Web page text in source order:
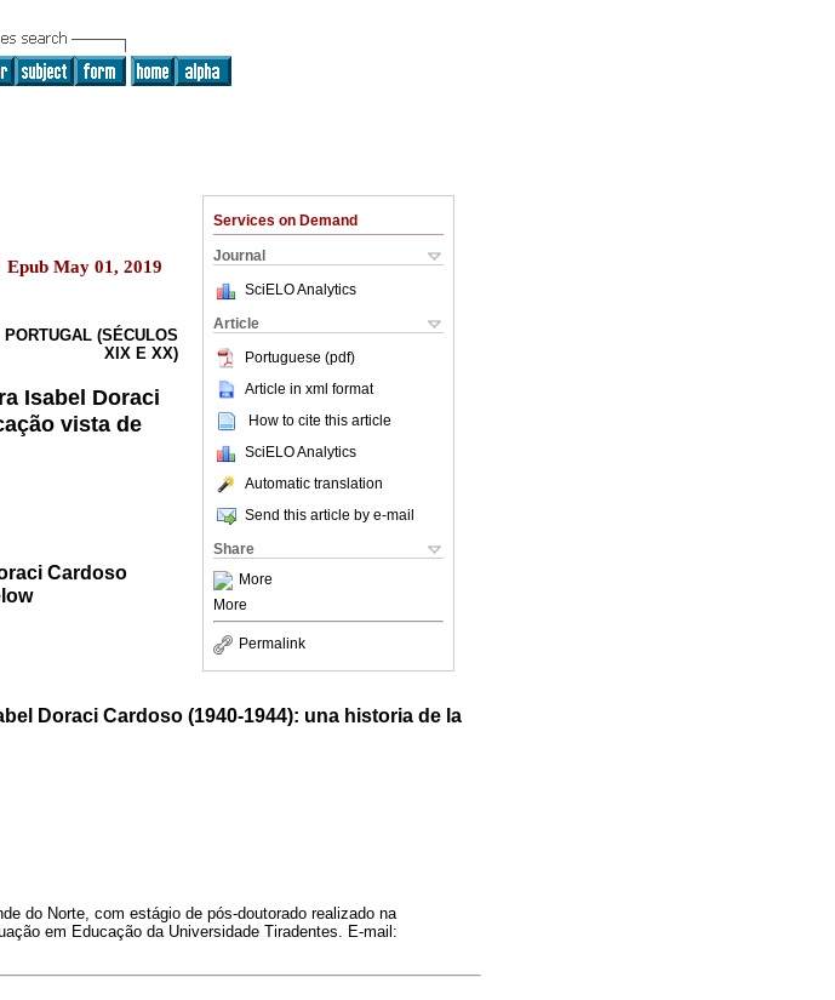
Services on Demand
Journal
SciELO Analytics
Article
Portuguese (pdf)
Article in xml format
How to cite this article
SciELO Analytics
Automatic translation
Send this article by e-mail
Share
More
More
Permalink
May 01, 2019
(SÉCULOS
XIX E XX)
Isabel Doraci
vista de
Cardoso
Doraci Cardoso (1940-1944): una historia de la
do Norte, com estágio de pós-doutorado realizado na
em Educação da Universidade Tiradentes. E-mail: